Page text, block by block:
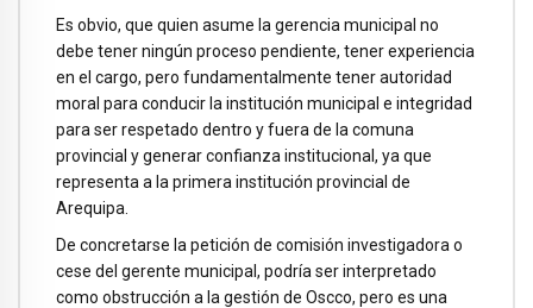
Es obvio, que quien asume la gerencia municipal no
debe tener ningún proceso pendiente, tener experiencia
en el cargo, pero fundamentalmente tener autoridad
moral para conducir la institución municipal e integridad
para ser respetado dentro y fuera de la comuna
provincial y generar confianza institucional, ya que
representa a la primera institución provincial de
Arequipa.
De concretarse la petición de comisión investigadora o
cese del gerente municipal, podría ser interpretado
como obstrucción a la gestión de Oscco, pero es una